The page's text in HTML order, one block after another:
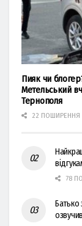
Пияк чи
Метельський
Тернополя
22 ПОШИРЕННЯ
78
Батько